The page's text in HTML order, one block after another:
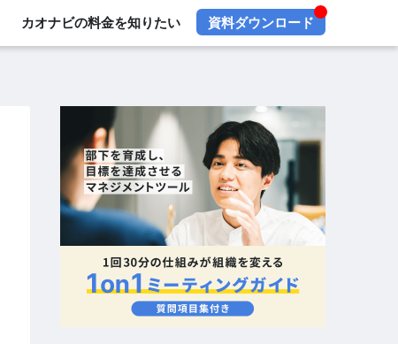
カオナビの料金を知りたい 資料ダウンロード